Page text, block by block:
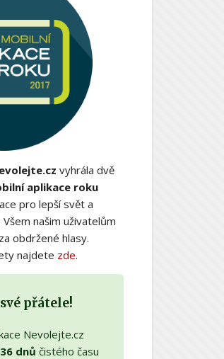
vyhrála dvě
aplikace roku
pro lepší svět a
našim uživatelům
obdržené hlasy.
najdete zde.
přátele!
Nevolejte.cz
dnů čistého času